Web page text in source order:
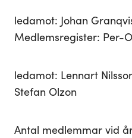
ledamot: Johan
Medlemsregister: Per-
ledamot: Lennart
Stefan Olzon
Antal medlemmar vid